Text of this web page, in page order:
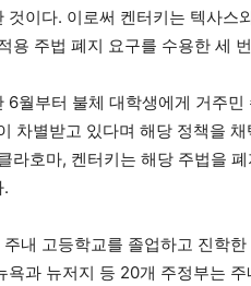
것이다. 이로써 켄터키는 텍사
용 주법 폐지 요구를 수용한 세
6월부터 불체 대학생에게 거주
차별받고 있다며 해당 정책을
라호마, 켄터키는 해당 주법을
내 고등학교를 졸업하고 진학
욕과 뉴저지 등 20개 주정부는